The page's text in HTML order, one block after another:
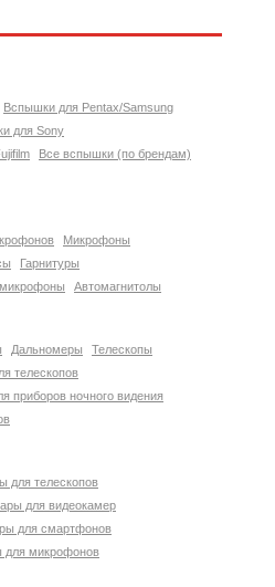
Вспышки для Pentax/Samsung
для Sony
Все вспышки (по брендам)
Микрофоны
Гарнитуры
Автомагнитолы
Дальномеры
Телескопы
телескопов
приборов ночного видения
для телескопов
для видеокамер
для смартфонов
для микрофонов